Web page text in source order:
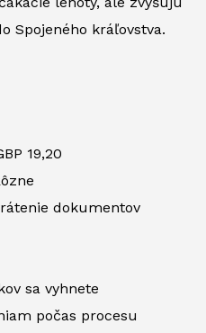
Spojeného kráľovstva.
19,20
dokumentov
sa vyhnete
počas procesu